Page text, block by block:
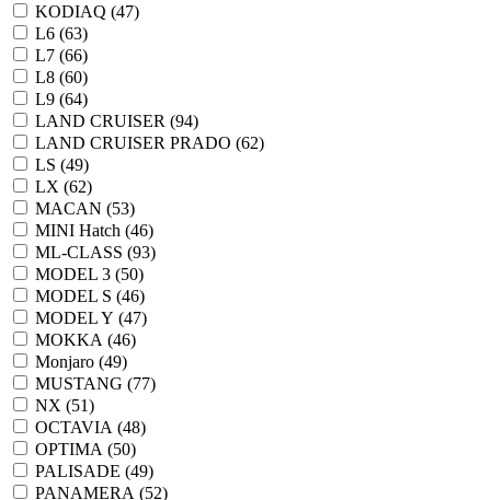
KODIAQ (47)
L6 (63)
L7 (66)
L8 (60)
L9 (64)
LAND CRUISER (94)
LAND CRUISER PRADO (62)
LS (49)
LX (62)
MACAN (53)
MINI Hatch (46)
ML-CLASS (93)
MODEL 3 (50)
MODEL S (46)
MODEL Y (47)
MOKKA (46)
Monjaro (49)
MUSTANG (77)
NX (51)
OCTAVIA (48)
OPTIMA (50)
PALISADE (49)
PANAMERA (52)